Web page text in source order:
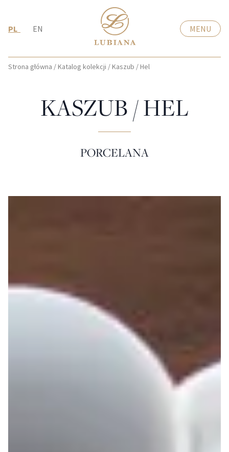
PL EN MENU
Strona główna /Katalog kolekcji /Kaszub / Hel
KASZUB / HEL
PORCELANA